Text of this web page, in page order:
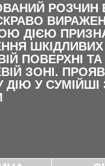
РОЗЧИН
ДІЄЮ
ШКІДЛИВИХ
ПОВЕРХНІ ТА
ЗОНІ.
ДІЮ У СУМІЙШІ